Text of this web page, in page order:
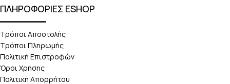
ΠΛΗΡΟΦΟΡΙΕΣ ESHOP
Τρόποι Αποστολής
Τρόποι Πληρωμής
Πολιτική Επιστροφών
Όροι Χρήσης
Πολιτική Απορρήτου